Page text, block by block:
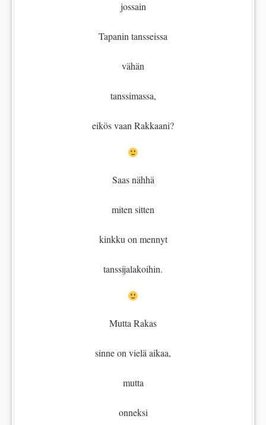
jossain
Tapanin tansseissa
vähän
tanssimassa,
eikös vaan Rakkaani?
Saas nähhä
miten sitten
kinkku on mennyt
tanssijalakoihin.
Mutta Rakas
sinne on vielä aikaa,
mutta
onneksi